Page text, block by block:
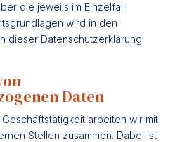
die jeweils im Einzelfall
wird in den
dieser Datenschutzerklärung
Daten
Geschäftstätigkeit arbeiten wir mit
Stellen zusammen. Dabei ist